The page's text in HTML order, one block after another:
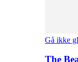
Gå ikke
The